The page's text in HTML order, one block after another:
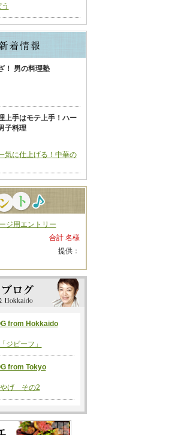
！ 男の料理塾
上手はモテ上手！ハー
子料理
気に仕上げる！中華の
ジ用エントリー
合計 名様
提供：
from Hokkaido
ジビーフ」
from Tokyo
やげ その2